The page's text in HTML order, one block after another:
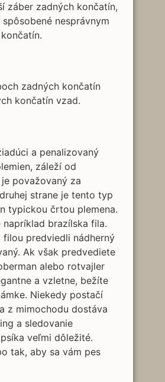
záber zadných končatín,
nesprávnym
zadných končatín
končatín vzad.
a penalizovaný
záleží od
považovaný za
strane je tento typ
typickou črtou plemena.
brazílska fila.
predviedli nádherný
Ak však predvediete
alebo rotvajler
a vzletne, bežíte
Niekedy postačí
z mimochodu dostáva
a sledovanie
veľmi dôležité.
tak, aby sa vám pes